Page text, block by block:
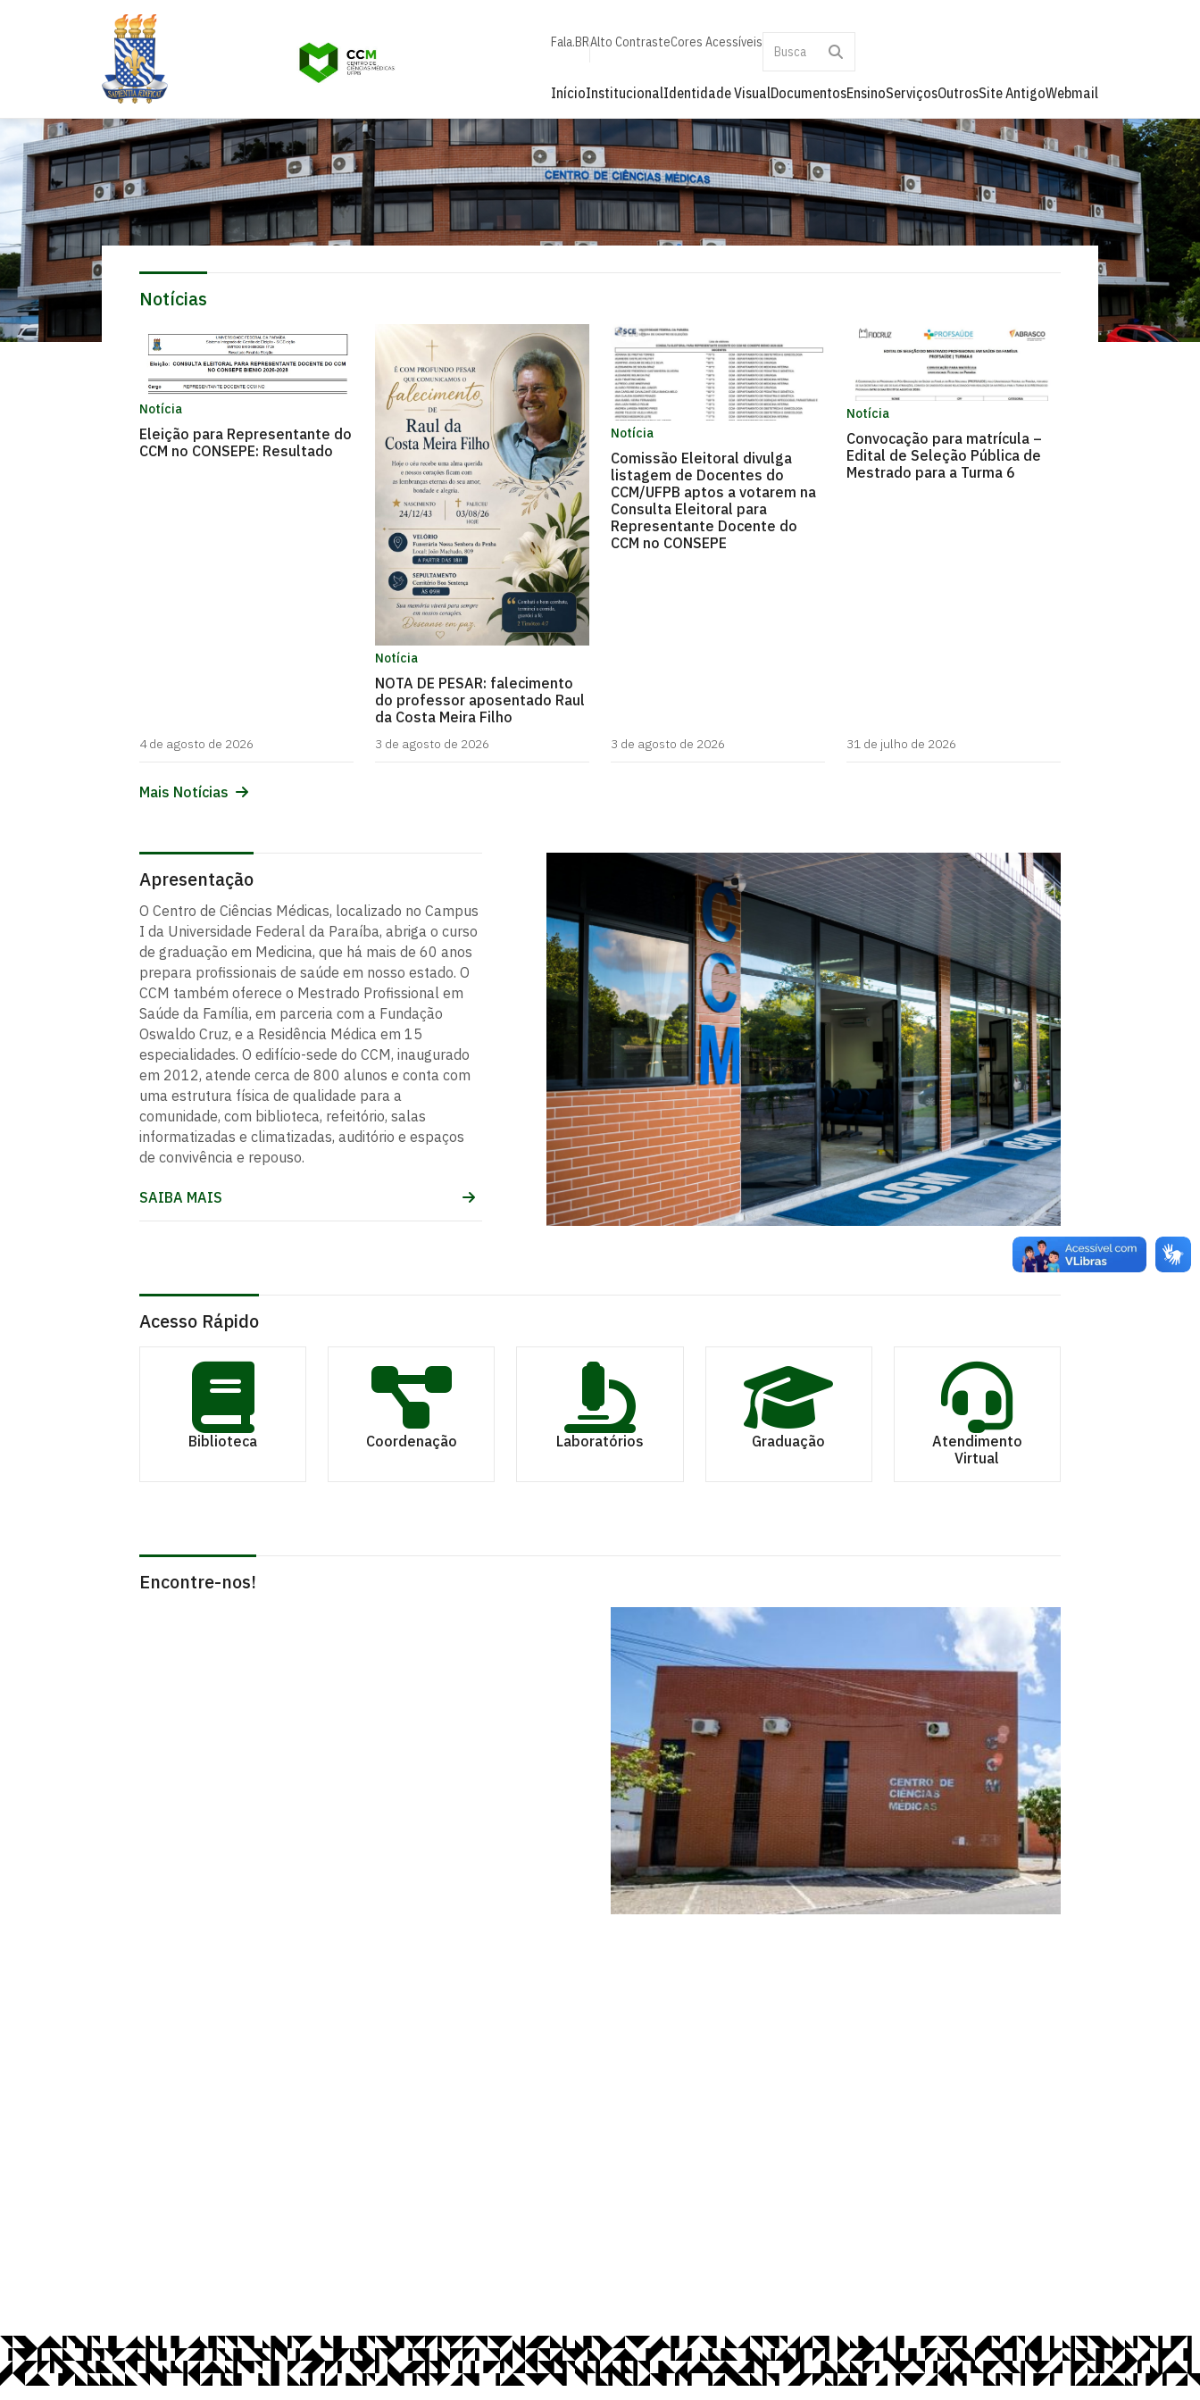
Fala.BRAlto ContrasteCores Acessíveis
InícioInstitucionalIdentidade VisualDocumentosEnsinoServiçosOutrosSite AntigoWebmail
Notícias
Notícia
Eleição para Representante do
CCM no CONSEPE: Resultado
4 de agosto de 2026
Notícia
NOTA DE PESAR: falecimento
do professor aposentado Raul
da Costa Meira Filho
3 de agosto de 2026
Notícia
Comissão Eleitoral divulga
listagem de Docentes do
CCM/UFPB aptos a votarem na
Consulta Eleitoral para
Representante Docente do
CCM no CONSEPE
3 de agosto de 2026
Notícia
Convocação para matrícula –
Edital de Seleção Pública de
Mestrado para a Turma 6
31 de julho de 2026
Mais Notícias
Apresentação
O Centro de Ciências Médicas, localizado no Campus
I da Universidade Federal da Paraíba, abriga o curso
de graduação em Medicina, que há mais de 60 anos
prepara profissionais de saúde em nosso estado. O
CCM também oferece o Mestrado Profissional em
Saúde da Família, em parceria com a Fundação
Oswaldo Cruz, e a Residência Médica em 15
especialidades. O edifício-sede do CCM, inaugurado
em 2012, atende cerca de 800 alunos e conta com
uma estrutura física de qualidade para a
comunidade, com biblioteca, refeitório, salas
informatizadas e climatizadas, auditório e espaços
de convivência e repouso.
SAIBA MAIS
Acesso Rápido
Biblioteca Coordenação Laboratórios Graduação
Atendimento
Virtual
Encontre-nos!